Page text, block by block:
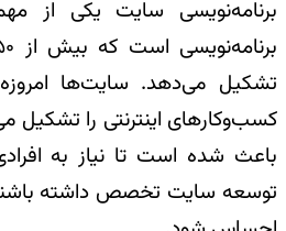
برنامه‌نویسی سایت یکی از
تشکیل می‌دهد. سایت‌ها
کسب‌وکارهای اینترنتی را
باعث شده است تا نیاز به
توسعه سایت تخصص داشته